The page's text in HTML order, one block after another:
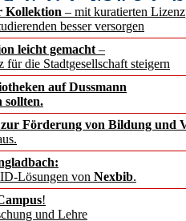
Kollektion – mit kuratierten
besser versorgen
leicht gemacht –
die Stadtgesellschaft steigern
auf Dussmann
sollten.
Förderung von Bildung und
Lösungen von Nexbib.
!
und Lehre
erstes
–